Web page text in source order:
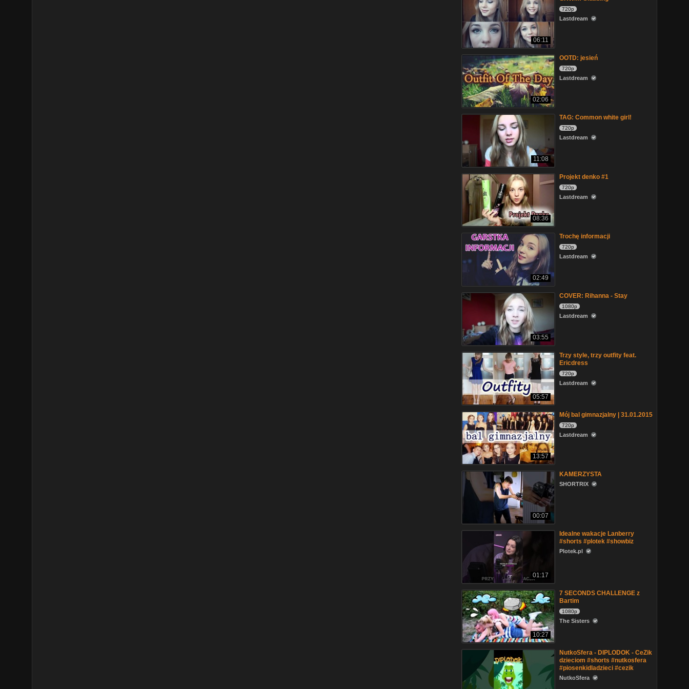
06:11
720p
Lastdream
02:06
OOTD: jesień
720p
Lastdream
11:08
TAG: Common white girl!
720p
Lastdream
08:36
Projekt denko #1
720p
Lastdream
02:49
Trochę informacji
720p
Lastdream
03:55
COVER: Rihanna - Stay
1080p
Lastdream
05:57
Trzy style, trzy outfity feat.
Ericdress
720p
Lastdream
13:57
Mój bal gimnazjalny | 31.01.2015
720p
Lastdream
00:07
KAMERZYSTA
SHORTRIX
01:17
Idealne wakacje Lanberry
#shorts #plotek #showbiz
Plotek.pl
10:27
7 SECONDS CHALLENGE z
Bartim
1080p
The Sisters
NutkoSfera - DIPLODOK - CeZik
dzieciom #shorts #nutkosfera
#piosenkidladzieci #cezik
NutkoSfera